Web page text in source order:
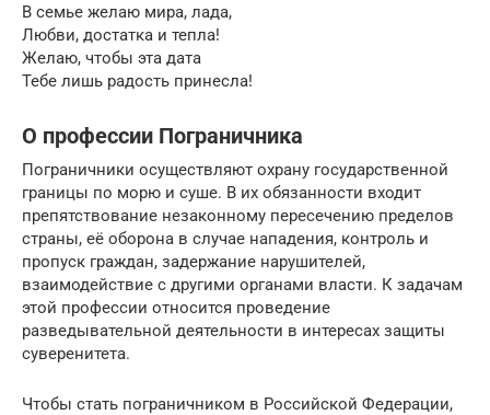
В семье желаю мира, лада,
Любви, достатка и тепла!
Желаю, чтобы эта дата
Тебе лишь радость принесла!
О профессии Пограничника
Пограничники осуществляют охрану государственной
границы по морю и суше. В их обязанности входит
препятствование незаконному пересечению пределов
страны, её оборона в случае нападения, контроль и
пропуск граждан, задержание нарушителей,
взаимодействие с другими органами власти. К задачам
этой профессии относится проведение
разведывательной деятельности в интересах защиты
суверенитета.
Чтобы стать пограничником в Российской Федерации,